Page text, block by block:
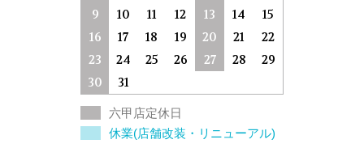
9
10 11 12 13 14
15
16
17 18 19 20 21
22
23
24 25 26 27 28
29
30
31
六甲店定休日
休業(店舗改装・リニューアル)